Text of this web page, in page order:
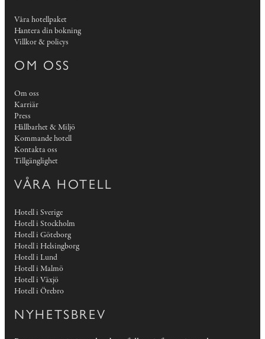
Våra hotellpaket
Hantera din bokning
Villkor & policys
OM OSS
Om oss
Karriär
Press
Hållbarhet & Miljö
Kommande hotell
Kontakta oss
Tillgänglighet
VÅRA HOTELL
Hotell i Sverige
Hotell i Stockholm
Hotell i Göteborg
Hotell i Helsingborg
Hotell i Lund
Hotell i Malmö
Hotell i Växjö
Hotell i Örebro
NYHETSBREV